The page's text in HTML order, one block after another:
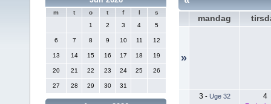
m t o t f l
s
1
2 3 4 5
6 7 8 9 10 11 12
13 14 15 16 17 18 19
20 21 22 23 24 25 26
27 28 29 30 31
mandag
»
3 - Uge 32 4